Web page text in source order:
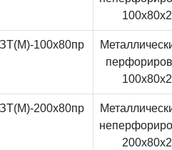
100x80пр
200x80пр